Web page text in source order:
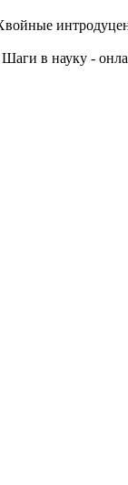
в науку -